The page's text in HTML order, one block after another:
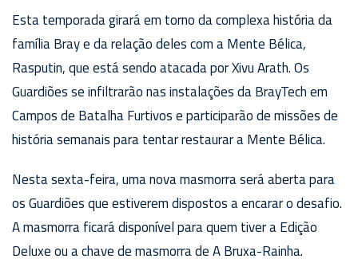
Esta temporada girará em torno da complexa história da
família Bray e da relação deles com a Mente Bélica,
Rasputin, que está sendo atacada por Xivu Arath. Os
Guardiões se infiltrarão nas instalações da BrayTech em
Campos de Batalha Furtivos e participarão de missões de
história semanais para tentar restaurar a Mente Bélica.
Nesta sexta-feira, uma nova masmorra será aberta para
os Guardiões que estiverem dispostos a encarar o desafio.
A masmorra ficará disponível para quem tiver a Edição
Deluxe ou a chave de masmorra de A Bruxa-Rainha.